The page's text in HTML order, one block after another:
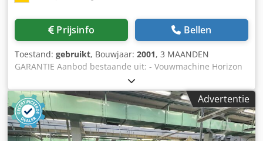
Prijsinfo Bellen
Toestand: gebruikt, Bouwjaar: 2001, 3 MAANDEN
GARANTIE Aanbod bestaande uit: - Vouwmachine Horizon
AFC-504 AKT - Vlakstapelaar - Levering Horizon AFC-504
AKT 4-vouwmachine - Conditie rollen: 0% - Technologie:
Aanraken & Werken - Foutpreventie: Controle op
ontbrekende vellen, dubbele vellen en vastlopen -
Standaard vouwtypes: 11 standaard vooringestelde
Advertentie